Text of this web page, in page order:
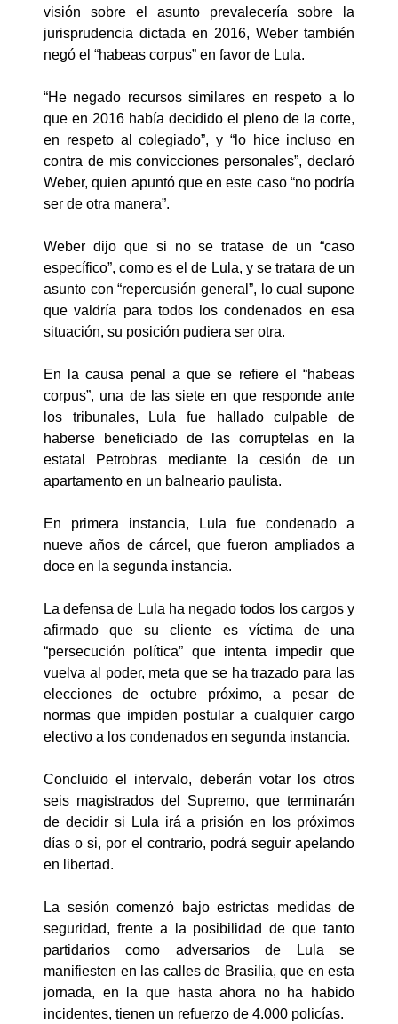
visión sobre el asunto prevalecería sobre la
jurisprudencia dictada en 2016, Weber también
negó el “habeas corpus” en favor de Lula.
“He negado recursos similares en respeto a lo
que en 2016 había decidido el pleno de la corte,
en respeto al colegiado”, y “lo hice incluso en
contra de mis convicciones personales”, declaró
Weber, quien apuntó que en este caso “no podría
ser de otra manera”.
Weber dijo que si no se tratase de un “caso
específico”, como es el de Lula, y se tratara de un
asunto con “repercusión general”, lo cual supone
que valdría para todos los condenados en esa
situación, su posición pudiera ser otra.
En la causa penal a que se refiere el “habeas
corpus”, una de las siete en que responde ante
los tribunales, Lula fue hallado culpable de
haberse beneficiado de las corruptelas en la
estatal Petrobras mediante la cesión de un
apartamento en un balneario paulista.
En primera instancia, Lula fue condenado a
nueve años de cárcel, que fueron ampliados a
doce en la segunda instancia.
La defensa de Lula ha negado todos los cargos y
afirmado que su cliente es víctima de una
“persecución política” que intenta impedir que
vuelva al poder, meta que se ha trazado para las
elecciones de octubre próximo, a pesar de
normas que impiden postular a cualquier cargo
electivo a los condenados en segunda instancia.
Concluido el intervalo, deberán votar los otros
seis magistrados del Supremo, que terminarán
de decidir si Lula irá a prisión en los próximos
días o si, por el contrario, podrá seguir apelando
en libertad.
La sesión comenzó bajo estrictas medidas de
seguridad, frente a la posibilidad de que tanto
partidarios como adversarios de Lula se
manifiesten en las calles de Brasilia, que en esta
jornada, en la que hasta ahora no ha habido
incidentes, tienen un refuerzo de 4.000 policías.